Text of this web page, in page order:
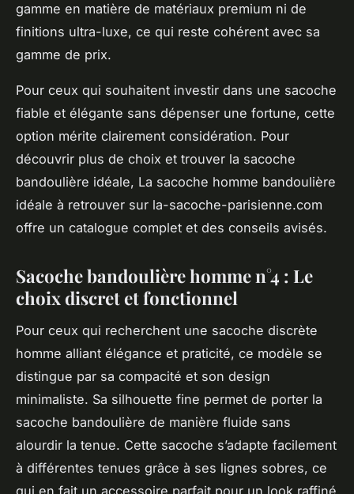
gamme en matière de matériaux premium ni de
finitions ultra-luxe, ce qui reste cohérent avec sa
gamme de prix.
Pour ceux qui souhaitent investir dans une sacoche
fiable et élégante sans dépenser une fortune, cette
option mérite clairement considération. Pour
découvrir plus de choix et trouver la sacoche
bandoulière idéale, La sacoche homme bandoulière
idéale à retrouver sur la-sacoche-parisienne.com
offre un catalogue complet et des conseils avisés.
Sacoche bandoulière homme n°4 : Le
choix discret et fonctionnel
Pour ceux qui recherchent une sacoche discrète
homme alliant élégance et praticité, ce modèle se
distingue par sa compacité et son design
minimaliste. Sa silhouette fine permet de porter la
sacoche bandoulière de manière fluide sans
alourdir la tenue. Cette sacoche s’adapte facilement
à différentes tenues grâce à ses lignes sobres, ce
qui en fait un accessoire parfait pour un look raffiné